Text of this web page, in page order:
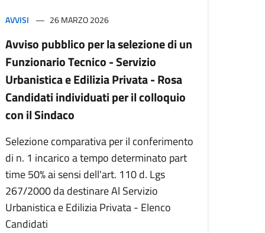
AVVISI 26 MARZO 2026
Avviso pubblico per la selezione di un
Funzionario Tecnico - Servizio
Urbanistica e Edilizia Privata - Rosa
Candidati individuati per il colloquio
con il Sindaco
Selezione comparativa per il conferimento
di n. 1 incarico a tempo determinato part
time 50% ai sensi dell'art. 110 d. Lgs
267/2000 da destinare Al Servizio
Urbanistica e Edilizia Privata - Elenco
Candidati